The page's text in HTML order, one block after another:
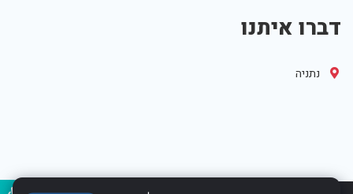
דברו איתנו
נתניה